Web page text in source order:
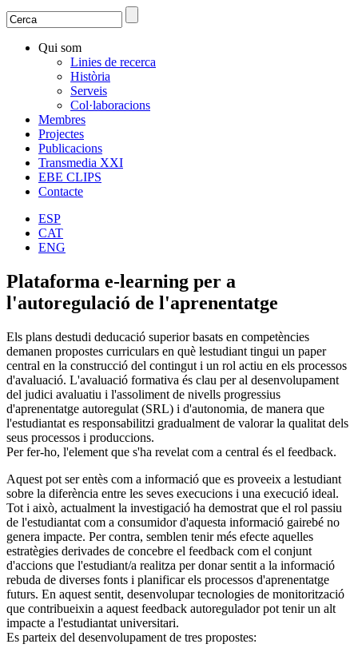
Search form
Search
Qui som
Linies de recerca
Història
Serveis
Col·laboracions
Membres
Projectes
Publicacions
Transmedia XXI
EBE CLIPS
Contacte
ESP
CAT
ENG
Plataforma e-learning per a
l'autoregulació de l'aprenentatge
Els plans destudi deducació superior basats en competències
demanen propostes curriculars en què lestudiant tingui un paper
central en la construcció del contingut i un rol actiu en els processos
d'avaluació. L'avaluació formativa és clau per al desenvolupament
del judici avaluatiu i l'assoliment de nivells progressius
d'aprenentatge autoregulat (SRL) i d'autonomia, de manera que
l'estudiantat es responsabilitzi gradualment de valorar la qualitat dels
seus processos i produccions.
Per fer-ho, l'element que s'ha revelat com a central és el feedback.
Aquest pot ser entès com a informació que es proveeix a lestudiant
sobre la diferència entre les seves execucions i una execució ideal.
Tot i això, actualment la investigació ha demostrat que el rol passiu
de l'estudiantat com a consumidor d'aquesta informació gairebé no
genera impacte. Per contra, semblen tenir més efecte aquelles
estratègies derivades de concebre el feedback com el conjunt
d'accions que l'estudiant/a realitza per donar sentit a la informació
rebuda de diverses fonts i planificar els processos d'aprenentatge
futurs. En aquest sentit, desenvolupar tecnologies de monitorització
que contribueixin a aquest feedback autoregulador pot tenir un alt
impacte a l'estudiantat universitari.
Es parteix del desenvolupament de tres propostes: